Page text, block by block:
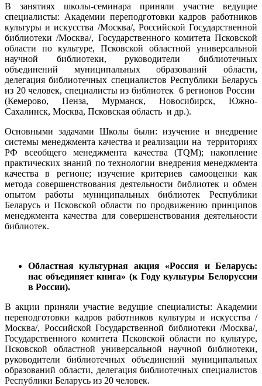
В занятиях школы-семинара приняли участие ведущие
специалисты: Академии переподготовки кадров работников
культуры и искусства /Москва/, Российской Государственной
библиотеки /Москва/, Государственного комитета Псковской
области по культуре, Псковской областной универсальной
научной библиотеки, руководители библиотечных
объединений муниципальных образований области,
делегация библиотечных специалистов Республики Беларусь
из 20 человек, специалисты из библиотек 6 регионов России
(Кемерово, Пенза, Мурманск, Новосибирск, Южно-
Сахалинск, Москва, Псковская область и др.).
Основными задачами Школы были: изучение и внедрение
системы менеджмента качества и реализации на территориях
РФ всеобщего менеджмента качества (TQM); накопление
практических знаний по технологии внедрения менеджмента
качества в регионе; изучение критериев самооценки как
метода совершенствования деятельности библиотек и обмен
опытом работы муниципальных библиотек Республики
Беларусь и Псковской области по продвижению принципов
менеджмента качества для совершенствования деятельности
библиотек.
Областная культурная акция «Россия и Беларусь:
нас объединяет книга» (к Году культуры Белоруссии
в России).
В акции приняли участие ведущие специалисты: Академии
переподготовки кадров работников культуры и искусства /
Москва/, Российской Государственной библиотеки /Москва/,
Государственного комитета Псковской области по культуре,
Псковской областной универсальной научной библиотеки,
руководители библиотечных объединений муниципальных
образований области, делегация библиотечных специалистов
Республики Беларусь из 20 человек.